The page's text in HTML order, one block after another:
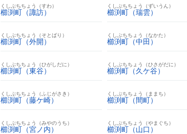
くしぶちちょう（すわ）
櫛渕町（諏訪）
くしぶちちょう（ずいうん）
櫛渕町（瑞雲）
くしぶちちょう（そとばり）
櫛渕町（外開）
くしぶちちょう（なかた）
櫛渕町（中田）
くしぶちちょう（ひがしだに）
櫛渕町（東谷）
くしぶちちょう（ひさがだに）
櫛渕町（久ケ谷）
くしぶちちょう（ふじがさき）
櫛渕町（藤ケ崎）
くしぶちちょう（ままち）
櫛渕町（間町）
くしぶちちょう（みやのうち）
櫛渕町（宮ノ内）
くしぶちちょう（やまぐち）
櫛渕町（山口）